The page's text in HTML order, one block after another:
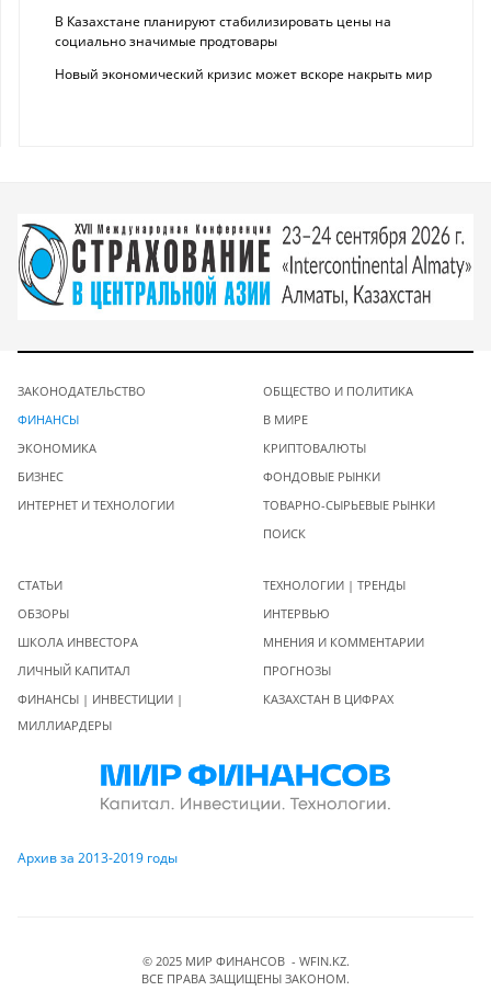
В Казахстане планируют стабилизировать цены на
социально значимые продтовары
Новый экономический кризис может вскоре накрыть мир
ЗАКОНОДАТЕЛЬСТВО
ФИНАНСЫ
ЭКОНОМИКА
БИЗНЕС
ИНТЕРНЕТ И ТЕХНОЛОГИИ
ОБЩЕСТВО И ПОЛИТИКА
В МИРЕ
КРИПТОВАЛЮТЫ
ФОНДОВЫЕ РЫНКИ
ТОВАРНО-СЫРЬЕВЫЕ РЫНКИ
ПОИСК
СТАТЬИ
ОБЗОРЫ
ШКОЛА ИНВЕСТОРА
ЛИЧНЫЙ КАПИТАЛ
ФИНАНСЫ | ИНВЕСТИЦИИ |
МИЛЛИАРДЕРЫ
ТЕХНОЛОГИИ | ТРЕНДЫ
ИНТЕРВЬЮ
МНЕНИЯ И КОММЕНТАРИИ
ПРОГНОЗЫ
КАЗАХСТАН В ЦИФРАХ
Архив за 2013-2019 годы
© 2025 МИР ФИНАНСОВ - WFIN.KZ.
ВСЕ ПРАВА ЗАЩИЩЕНЫ ЗАКОНОМ.